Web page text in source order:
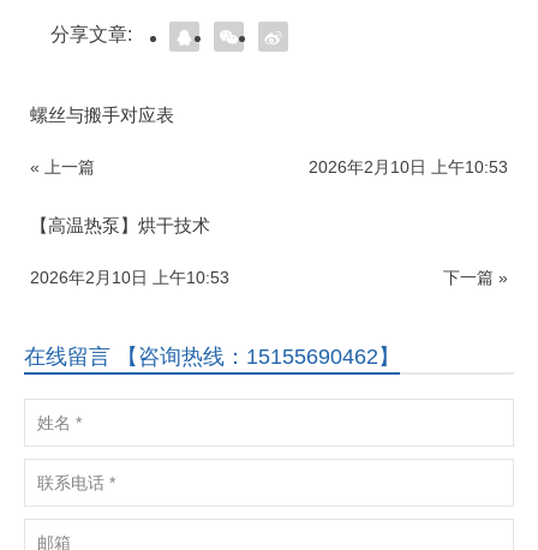
分享文章:
螺丝与搬手对应表
« 上一篇 2026年2月10日 上午10:53
【高温热泵】烘干技术
下一篇 »
2026年2月10日 上午10:53
在线留言 【咨询热线：15155690462】